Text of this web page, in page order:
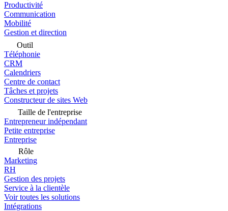
Productivité
Communication
Mobilité
Gestion et direction
Outil
Téléphonie
CRM
Calendriers
Centre de contact
Tâches et projets
Constructeur de sites Web
Taille de l'entreprise
Entrepreneur indépendant
Petite entreprise
Entreprise
Rôle
Marketing
RH
Gestion des projets
Service à la clientèle
Voir toutes les solutions
Intégrations